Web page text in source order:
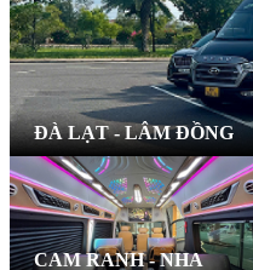
ĐÀ LẠT - LÂM ĐỒNG
CAM RANH - NHA